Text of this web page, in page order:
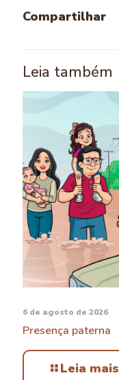
Compartilhar
Leia também
6 de agosto de 2026
Presença paterna
Leia mais